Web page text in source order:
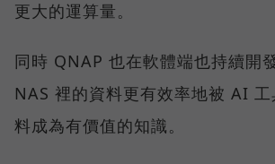
更大的運算量。
同時 QNAP 也在軟體端也持續開
NAS 裡的資料更有效率地被 AI
料成為有價值的知識。